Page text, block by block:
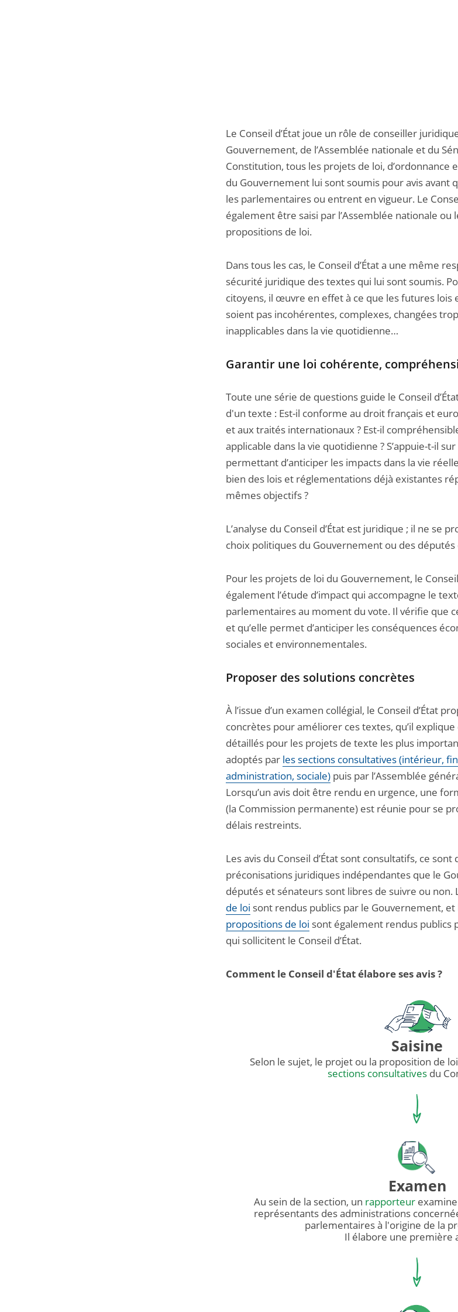
Le Conseil d’État joue un rôle de conseiller
Gouvernement, de l’Assemblée nationale et du
Constitution, tous les projets de loi, d’ordonnance
du Gouvernement lui sont soumis pour avis avant
les parlementaires ou entrent en vigueur. Le
également être saisi par l’Assemblée nationale ou
propositions de loi.
Dans tous les cas, le Conseil d’État a une même
sécurité juridique des textes qui lui sont soumis.
citoyens, il œuvre en effet à ce que les futures lois
soient pas incohérentes, complexes, changées
inapplicables dans la vie quotidienne…
Garantir une loi cohérente,
Toute une série de questions guide le Conseil
d'un texte : Est-il conforme au droit français et
et aux traités internationaux ? Est-il
applicable dans la vie quotidienne ? S’appuie-t-il
permettant d’anticiper les impacts dans la vie
bien des lois et réglementations déjà existantes
mêmes objectifs ?
L’analyse du Conseil d’État est juridique ; il ne se
choix politiques du Gouvernement ou des
Pour les projets de loi du Gouvernement, le
également l’étude d’impact qui accompagne le
parlementaires au moment du vote. Il vérifie que
et qu’elle permet d’anticiper les conséquences
sociales et environnementales.
Proposer des solutions concrètes
À l’issue d’un examen collégial, le Conseil d’État
concrètes pour améliorer ces textes, qu’il explique
détaillés pour les projets de texte les plus
adoptés par les sections consultatives (intérieur,
administration, sociale) puis par l’Assemblée
Lorsqu’un avis doit être rendu en urgence, une
(la Commission permanente) est réunie pour se
délais restreints.
Les avis du Conseil d’État sont consultatifs, ce sont
préconisations juridiques indépendantes que le
députés et sénateurs sont libres de suivre ou non.
de loi sont rendus publics par le Gouvernement, et
propositions de loi sont également rendus publics
qui sollicitent le Conseil d’État.
Comment le Conseil d'État élabore ses avis ?